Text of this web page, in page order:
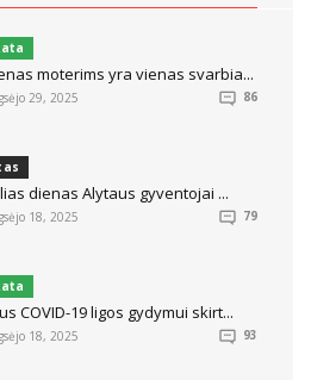
moterims yra vienas svarbia...
29, 2025 86
dienas Alytaus gyventojai ...
18, 2025 79
COVID-19 ligos gydymui skirt...
18, 2025 93